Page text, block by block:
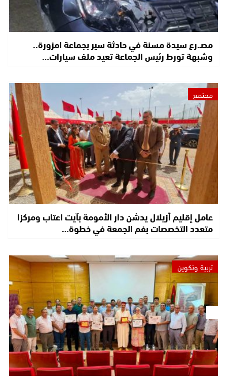
مصـ.رع سيدة مسنة في حادثة سير بجماعة امزورة..
وشبهة تورط رئيس الجماعة تعيد ملف سيارات…
مجتمع
عامل إقليم أزيلال يدشن دار الأمومة بآيت اعتاب ومركزا
متعدد التخصصات بفم الجمعة في خطوة…
تربية وتكوين